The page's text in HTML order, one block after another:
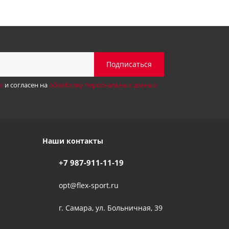
и согласен наобработку персональных данных
Наши контакты
+7 987-911-11-19
opt@flex-sport.ru
г. Самара, ул. Больничная, 39